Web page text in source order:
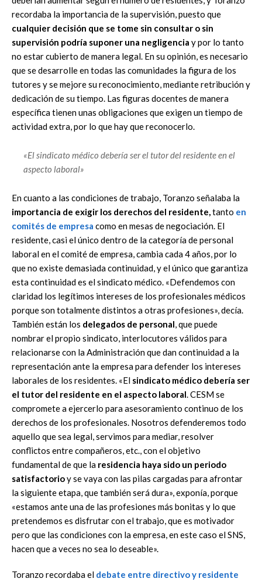
recordaba la importancia de la supervisión, puesto que
cualquier decisión que se tome sin consultar o sin
supervisión podría suponer una negligencia y por lo tanto
no estar cubierto de manera legal. En su opinión, es necesario
que se desarrolle en todas las comunidades la figura de los
tutores y se mejore su reconocimiento, mediante retribución y
dedicación de su tiempo. Las figuras docentes de manera
específica tienen unas obligaciones que exigen un tiempo de
actividad extra, por lo que hay que reconocerlo.
«El sindicato médico debería ser el tutor del residente en el
aspecto laboral»
En cuanto a las condiciones de trabajo, Toranzo señalaba la
importancia de exigir los derechos del residente,tanto en
comités de empresa como en mesas de negociación. El
residente, casi el único dentro de la categoría de personal
laboral en el comité de empresa, cambia cada 4 años, por lo
que no existe demasiada continuidad, y el único que garantiza
esta continuidad es el sindicato médico. «Defendemos con
claridad los legítimos intereses de los profesionales médicos
porque son totalmente distintos a otras profesiones», decía.
También están los delegados de personal, que puede
nombrar el propio sindicato, interlocutores válidos para
relacionarse con la Administración que dan continuidad a la
representación ante la empresa para defender los intereses
laborales de los residentes. «El sindicato médico debería ser
el tutor del residente en el aspecto laboral. CESM se
compromete a ejercerlo para asesoramiento continuo de los
derechos de los profesionales. Nosotros defenderemos todo
aquello que sea legal, servimos para mediar, resolver
conflictos entre compañeros, etc., con el objetivo
fundamental de que la residencia haya sido un periodo
satisfactorioy se vaya con las pilas cargadas para afrontar
la siguiente etapa, que también será dura», exponía, porque
«estamos ante una de las profesiones más bonitas y lo que
pretendemos es disfrutar con el trabajo, que es motivador
pero que las condiciones con la empresa, en este caso el SNS,
hacen que a veces no sea lo deseable».
Toranzo recordaba el debate entre directivo y residente